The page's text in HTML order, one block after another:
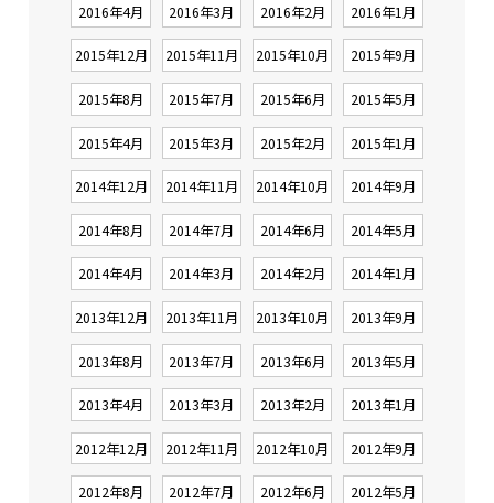
2016年4月 2016年3月 2016年2月 2016年1月
2015年12月 2015年11月 2015年10月 2015年9月
2015年8月 2015年7月 2015年6月 2015年5月
2015年4月 2015年3月 2015年2月 2015年1月
2014年12月 2014年11月 2014年10月 2014年9月
2014年8月 2014年7月 2014年6月 2014年5月
2014年4月 2014年3月 2014年2月 2014年1月
2013年12月 2013年11月 2013年10月 2013年9月
2013年8月 2013年7月 2013年6月 2013年5月
2013年4月 2013年3月 2013年2月 2013年1月
2012年12月 2012年11月 2012年10月 2012年9月
2012年8月 2012年7月 2012年6月 2012年5月